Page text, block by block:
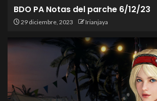
BDO PA Notas del parche 6/12/23
29 diciembre, 2023 Irianjaya